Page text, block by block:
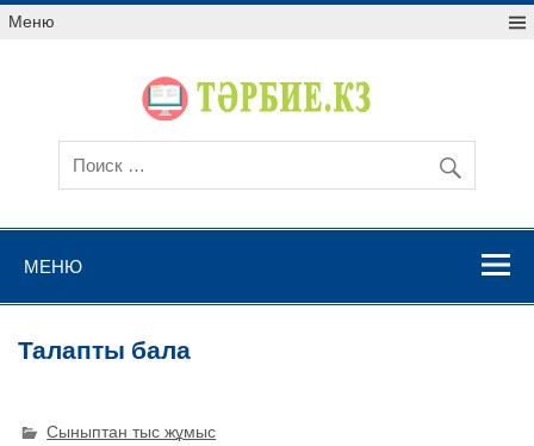
Меню
МЕНЮ
Талапты бала
Сыныптан тыс жұмыс